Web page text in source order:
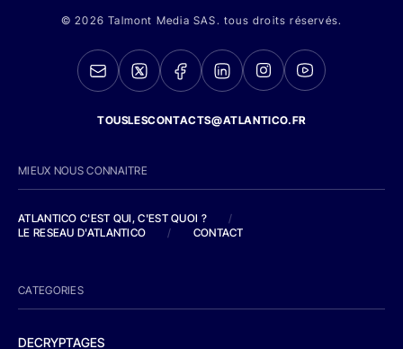
© 2026 Talmont Media SAS. tous droits réservés.
TOUSLESCONTACTS@ATLANTICO.FR
MIEUX NOUS CONNAITRE
ATLANTICO C'EST QUI, C'EST QUOI ?
/
LE RESEAU D'ATLANTICO
/ CONTACT
CATEGORIES
DECRYPTAGES